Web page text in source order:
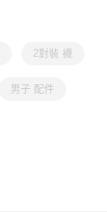
2對裝 襪
男子 配件